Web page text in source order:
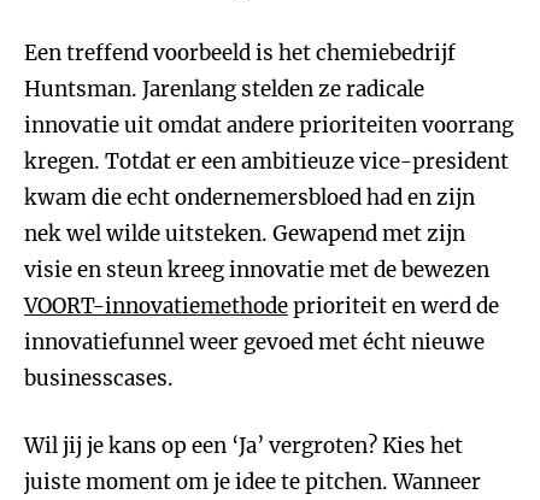
Een treffend voorbeeld is het chemiebedrijf
Huntsman. Jarenlang stelden ze radicale
innovatie uit omdat andere prioriteiten voorrang
kregen. Totdat er een ambitieuze vice-president
kwam die echt ondernemersbloed had en zijn
nek wel wilde uitsteken. Gewapend met zijn
visie en steun kreeg innovatie met de bewezen
VOORT-innovatiemethodeprioriteit en werd de
innovatiefunnel weer gevoed met écht nieuwe
businesscases.
Wil jij je kans op een ‘Ja’ vergroten? Kies het
juiste moment om je idee te pitchen. Wanneer